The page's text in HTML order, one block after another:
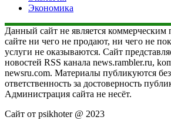
Экономика
Данный сайт не является коммерческим
сайте ни чего не продают, ни чего не
услуги не оказываются. Сайт
новостей RSS канала news.rambler.ru,
newsru.com. Материалы публикуются
ответственность за достоверность
Администрация сайта не несёт.
Сайт от psikhoter @ 2023